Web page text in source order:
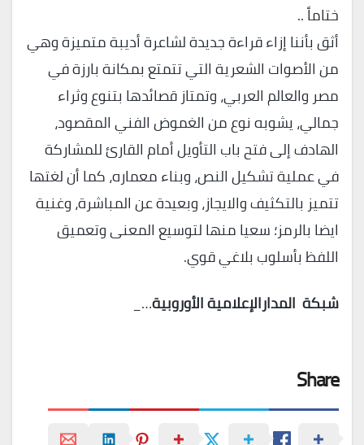
ختاماً ..
أثق بأننا إزاء قراءة جديدة لشاعرة أديبة متميزة وهي
من الأصوات الشعرية التي تتمتع بمكانة بارزة في
مصر والعالم العربي، وتمتاز قصائدها بتنوع وثراء
جمالي، يشوبه نوع من الغموض الفني المقصود،
الهادف إلى فتح باب التأويل أمام القارئ للمشاركة
في عملية تشكيل النص، وبناء معماره، كما أن لغتها
تتميز بالتكثيف والايجاز، وبعيدة عن المباشرة، وغنية
ايضا بالرمز؛ سعيا منها لتوسيع المعنى وتعميق
اللفظ بأسلوب بلاغي قوي.
شبكة المدارالإعلامية الأوروبية…_
Share